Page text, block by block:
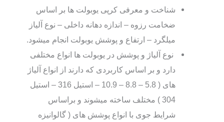
شناخت و معرفی کرپی یوبولت ها بر اساس
ضخامت رزوه – اندازه دهانه داخلی – نوع آلیاز
میلگرد – ارتفاع و پوشش یوبولت انجام میشود.
نوع آلیاژ و پوشش در یوبولت ها انواع مختلفی
دارد و بر اساس کاربردی که دارند از انواع آلیاژ
های ( 5.8 – 8.8 – 10.9 – استیل 316 – استیل
304 ) مختلف ساخته میشوند و براساس
شرایط جوی با انواع پوشش های ( گالوانیزه